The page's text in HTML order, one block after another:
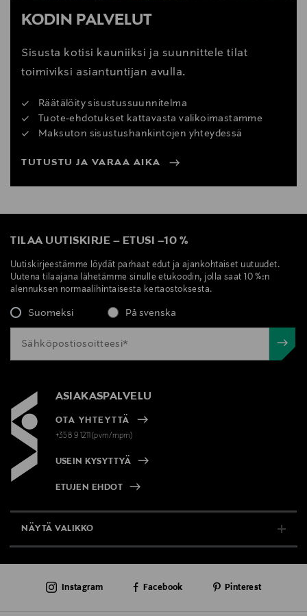
KODIN PALVELUT
Sisusta kotisi kauniiksi ja suunnittele tilat
toimiviksi asiantuntijan avulla.
Räätälöity sisustussuunnitelma
Tuote-ehdotukset kattavasta valikoimastamme
Maksuton sisustushankintojen yhteydessä
TUTUSTU JA VARAA AIKA
TILAA UUTISKIRJE – ETUSI –10 %
Uutiskirjeestämme löydät parhaat edut ja ajankohtaiset uutuudet.
Uutena tilaajana lähetämme sinulle etukoodin, jolla saat 10 %:n
alennuksen normaalihintaisesta kertaostoksesta.
Suomeksi På svenska
ASIAKASPALVELU
OTA YHTEYTTÄ
+358 9 1211(pvm/mpm)
USEIN KYSYTTYÄ
ETUJEN EHDOT
NÄYTÄ VALIKKO
AJANKOHTAISTA
Instagram Facebook Pinterest